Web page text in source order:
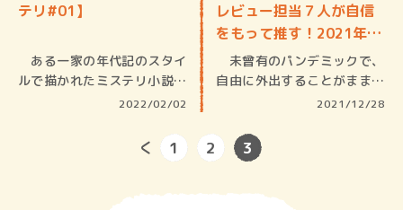
テリ#01】
ある一家の年代記のスタイ
ルで描かれたミステリ小説と
2022/02/02
レビュー担当７人が自信
をもって推す！2021年
ベ…
未曾有のパンデミックで、
自由に外出することがままな
2021/12/28
1 2 3